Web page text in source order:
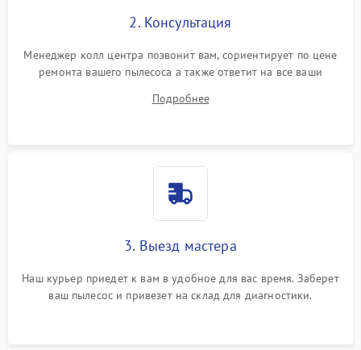
2. Консультация
Менеджер колл центра позвонит вам, сориентирует по цене
ремонта вашего пылесоса а также ответит на все ваши
Подробнее
3. Выезд мастера
Наш курьер приедет к вам в удобное для вас время. Заберет
ваш пылесос и привезет на склад для диагностики.